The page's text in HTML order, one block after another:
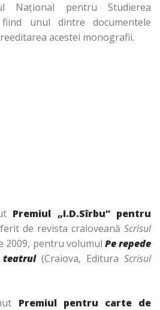
Naţional pentru Studierea
unul dintre documentele
acestei monografii.
Premiul „I.D.Sîrbu” pentru
de revista craioveană Scrisul
2009, pentru volumul Pe repede
teatrul (Craiova, EdituraScrisul
Premiul pentru carte de